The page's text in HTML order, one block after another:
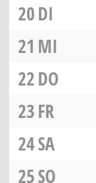
20DI
21 MI
22DO
23FR
24SA
25SO